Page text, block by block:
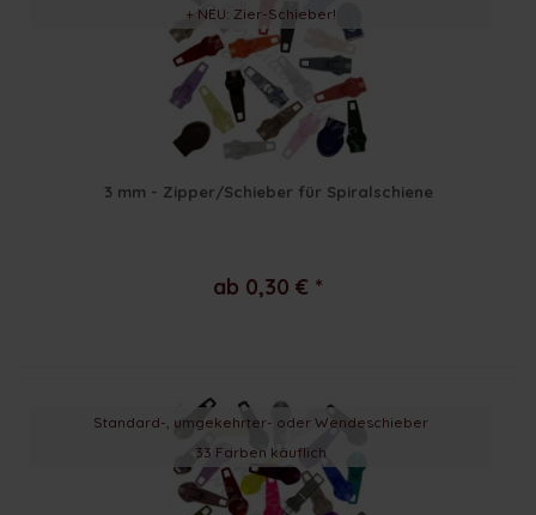
+ NEU: Zier-Schieber!
3 mm - Zipper/Schieber für Spiralschiene
ab 0,30 € *
Standard-, umgekehrter- oder Wendeschieber
33 Farben käuflich